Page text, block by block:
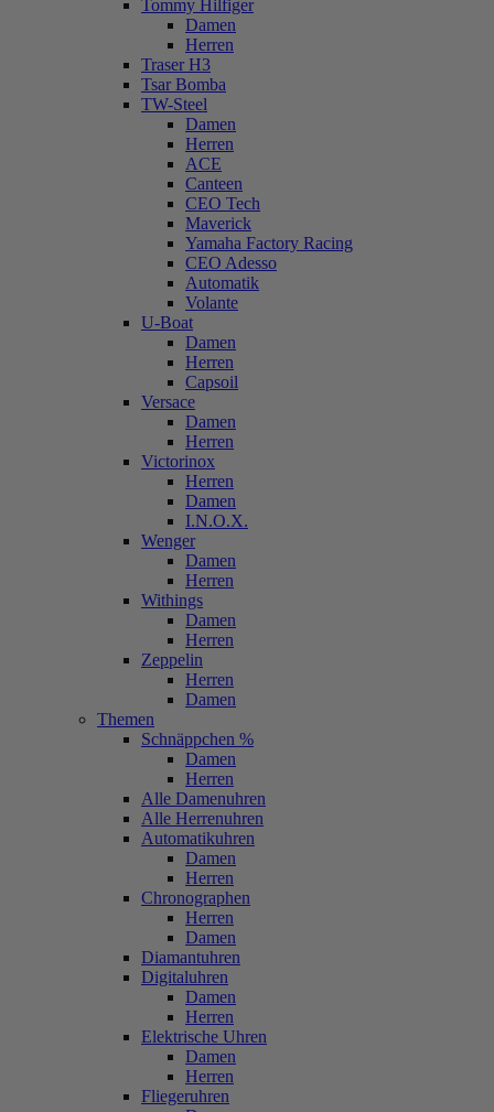
Tommy Hilfiger
Damen
Herren
Traser H3
Tsar Bomba
TW-Steel
Damen
Herren
ACE
Canteen
CEO Tech
Maverick
Yamaha Factory Racing
CEO Adesso
Automatik
Volante
U-Boat
Damen
Herren
Capsoil
Versace
Damen
Herren
Victorinox
Herren
Damen
I.N.O.X.
Wenger
Damen
Herren
Withings
Damen
Herren
Zeppelin
Herren
Damen
Themen
Schnäppchen %
Damen
Herren
Alle Damenuhren
Alle Herrenuhren
Automatikuhren
Damen
Herren
Chronographen
Herren
Damen
Diamantuhren
Digitaluhren
Damen
Herren
Elektrische Uhren
Damen
Herren
Fliegeruhren